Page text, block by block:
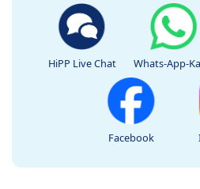
HiPP Live Chat Whats-App-
Facebook